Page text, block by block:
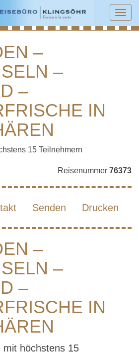
– ALANDINSELN –
IN DEN
SCHÄREN
–
–
–
IN
15 Teilnehmern
Reisenummer 76373
Senden Drucken
–
–
–
IN
mit höchstens 15